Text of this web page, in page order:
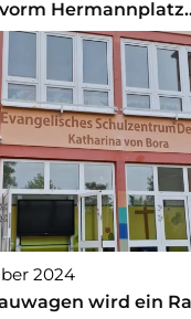
2024
wird ein